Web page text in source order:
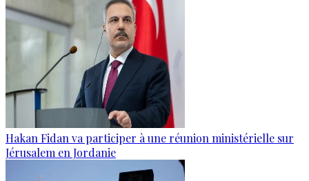
Hakan Fidan va participer à une réunion ministérielle sur
Jérusalem en Jordanie